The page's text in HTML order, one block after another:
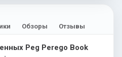
Обзоры Отзывы
Peg Perego Book